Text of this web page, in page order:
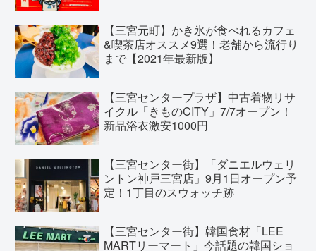
【三宮元町】かき氷が食べれるカフェ
&喫茶店オススメ9選！老舗から流行り
まで【2021年最新版】
【三宮センタープラザ】中古着物リサ
イクル「きものCITY」7/7オープン！
新品浴衣激安1000円
【三宮センター街】「ダニエルウェリ
ントン神戸三宮店」9月1日オープン予
定！1丁目のスウォッチ跡
【三宮センター街】韓国食材「LEE
MARTリーマート」今話題の韓国ショ